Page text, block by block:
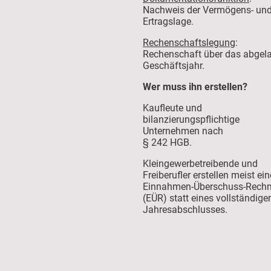
Nachweis der Vermögens- und
Ertragslage.
Rechenschaftslegung:
Rechenschaft über das
Geschäftsjahr.
Wer muss ihn erstellen?
Kaufleute und
bilanzierungspflichtige
Unternehmen nach
§ 242 HGB.
Kleingewerbetreibende und
Freiberufler erstellen meist
Einnahmen-Überschuss-
(EÜR) statt eines
Jahresabschlusses.